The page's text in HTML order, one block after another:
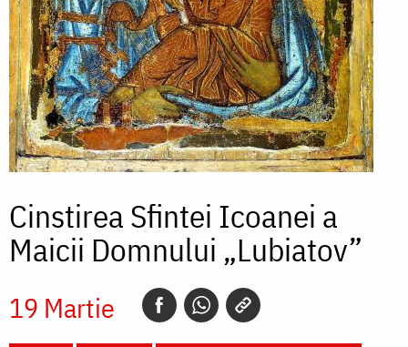
Cinstirea Sfintei Icoanei a
Maicii Domnului „Lubiatov”
19 Martie